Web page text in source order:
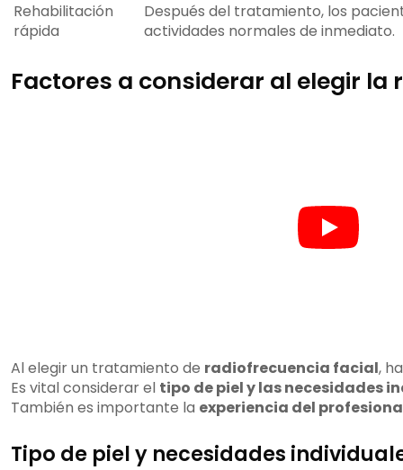
Rehabilitación
rápida
Después del tratamiento, los
actividades normales de inmediato.
Factores a considerar al elegir la
Al elegir un tratamiento de radiofrecuencia facial,
Es vital considerar el tipo de piel y las necesidades
También es importante la experiencia del
Tipo de piel y necesidades